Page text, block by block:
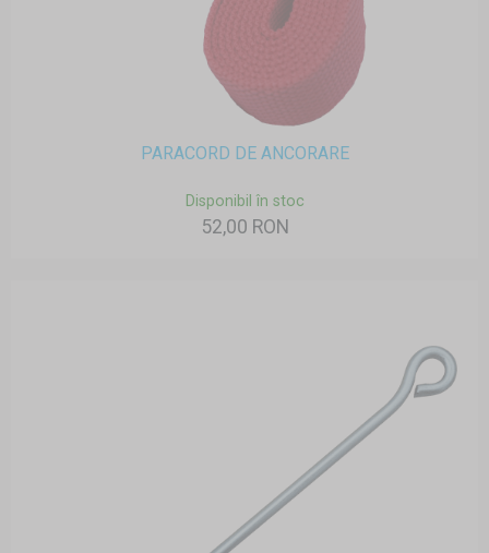
PARACORD DE ANCORARE
Disponibil în stoc
52,00 RON